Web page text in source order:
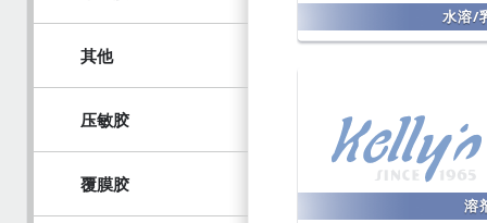
其他
压敏胶
覆膜胶
水溶/
溶